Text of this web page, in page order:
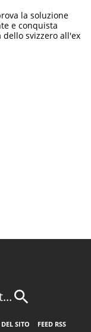
la soluzione
e conquista
dello svizzero all'ex
SITO
FEED RSS